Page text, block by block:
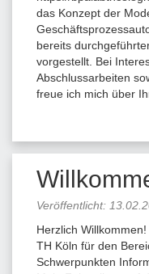
das Konzept der
bereits
vorgestellt. Bei
Abschlussarbeiten
freue ich mich über
Veröffentlicht:
Herzlich
TH Köln für den
Schwerpunkten